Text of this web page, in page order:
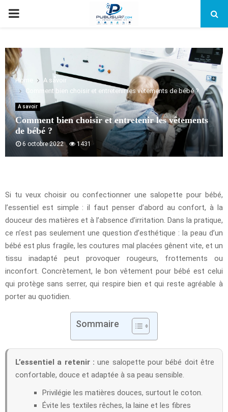
PRIMARY
Home
A savoir
Comment bien choisir et entretenir les vêtements de bébé ?
A savoir
Comment bien choisir et entretenir les vêtements
de bébé ?
6 octobre 2022 1431
Si tu veux choisir ou confectionner une salopette pour bébé,
l’essentiel est simple : il faut penser d’abord au confort, à la
douceur des matières et à l’absence d’irritation. Dans la pratique,
ce n’est pas seulement une question d’esthétique : la peau d’un
bébé est plus fragile, les coutures mal placées gênent vite, et un
tissu inadapté peut provoquer rougeurs, frottements ou
inconfort. Concrètement, le bon vêtement pour bébé est celui
qui protège sans serrer, qui respire bien et qui reste agréable à
porter au quotidien.
Sommaire
L’essentiel a retenir : une salopette pour bébé doit être
confortable, douce et adaptée à sa peau sensible.
Privilégie les matières douces, surtout le coton.
Évite les textiles rêches, la laine et les fibres